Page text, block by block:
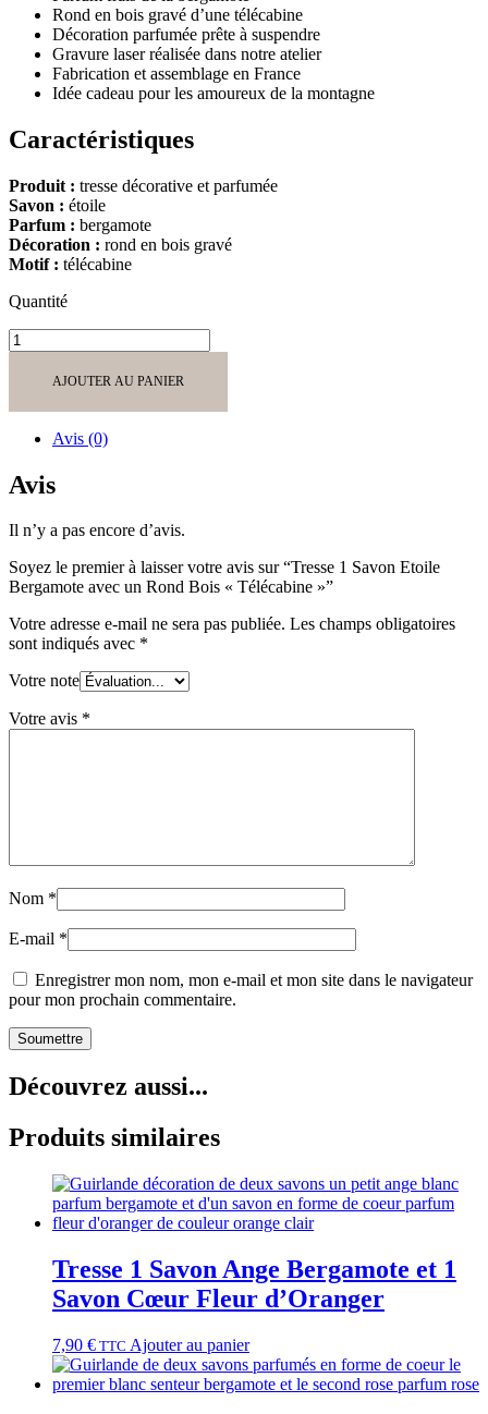
Rond en bois gravé d’une télécabine
Décoration parfumée prête à suspendre
Gravure laser réalisée dans notre atelier
Fabrication et assemblage en France
Idée cadeau pour les amoureux de la montagne
Caractéristiques
Produit : tresse décorative et parfumée
Savon : étoile
Parfum : bergamote
Décoration : rond en bois gravé
Motif : télécabine
Quantité
quantité
de
Savon
Etoile
avec
un
Bois
AJOUTER AU PANIER
Avis (0)
Avis
Il n’y a pas encore d’avis.
Soyez le premier à laisser votre avis sur “Tresse 1 Savon Etoile
Bergamote avec un Rond Bois « Télécabine »”
Votre adresse e-mail ne sera pas publiée. Les champs obligatoires
sont indiqués avec *
Votre note
Votre avis *
Nom *
E-mail *
Enregistrer mon nom, mon e-mail et mon site dans le navigateur
pour mon prochain commentaire.
Découvrez aussi...
Produits similaires
Tresse 1 Savon Ange Bergamote et 1
Savon Cœur Fleur d’Oranger
7,90 € TTC Ajouter au panier